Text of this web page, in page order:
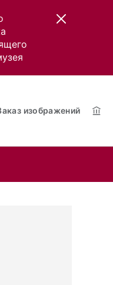
изображений